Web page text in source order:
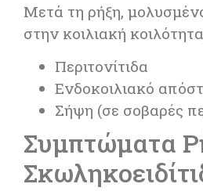
Μετά τη ρήξη,
στην κοιλιακή
Περιτονίτιδα
Ενδοκοιλιακό
Σήψη (σε σοβαρές
Συμπτώματα